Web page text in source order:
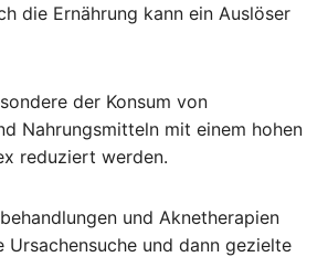
die Ernährung kann ein Auslöser
der Konsum von
Nahrungsmitteln mit einem hohen
reduziert werden.
und Aknetherapien
Ursachensuche und dann gezielte